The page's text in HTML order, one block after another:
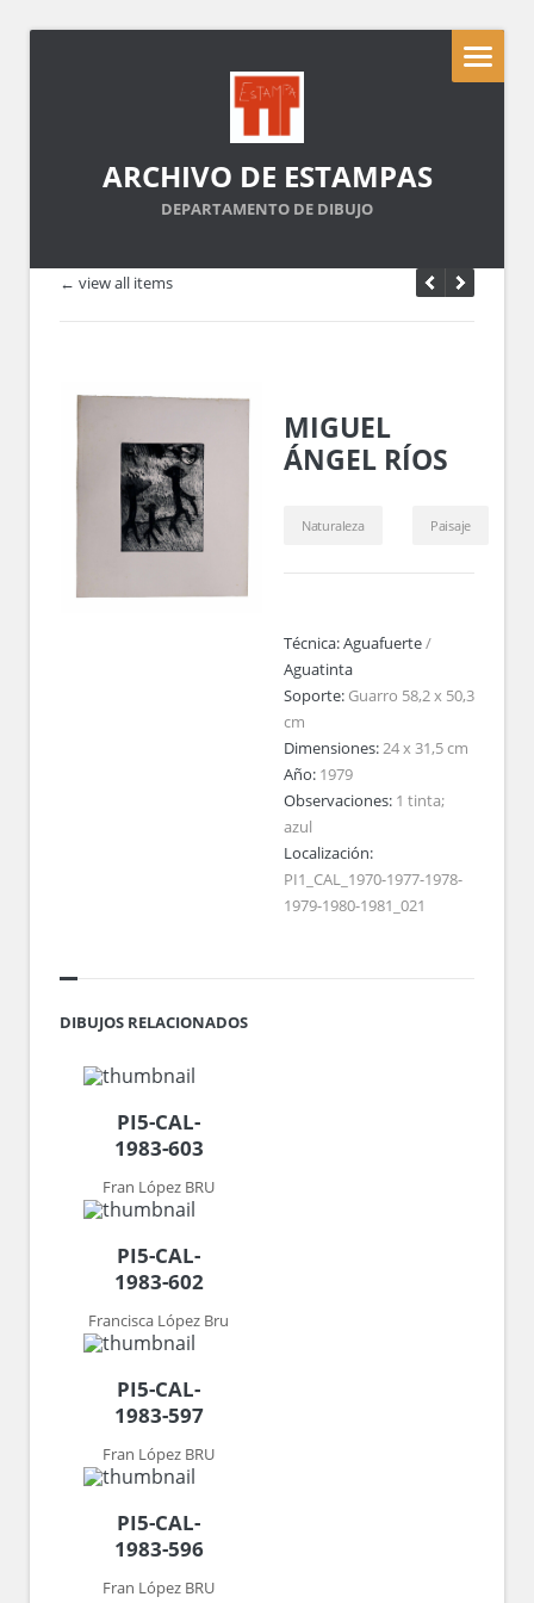
ARCHIVO DE ESTAMPAS
DEPARTAMENTO DE DIBUJO
← view all items
MIGUEL
ÁNGEL RÍOS
Naturaleza Paisaje
Técnica:Aguafuerte/
Aguatinta
Soporte: Guarro 58,2 x 50,3
cm
Dimensiones:24 x 31,5 cm
Año: 1979
Observaciones: 1 tinta;
azul
Localización:
PI1_CAL_1970-1977-1978-
1979-1980-1981_021
DIBUJOS RELACIONADOS
PI5-CAL-
1983-603
Fran López BRU
PI5-CAL-
1983-602
Francisca López Bru
PI5-CAL-
1983-597
Fran López BRU
PI5-CAL-
1983-596
Fran López BRU